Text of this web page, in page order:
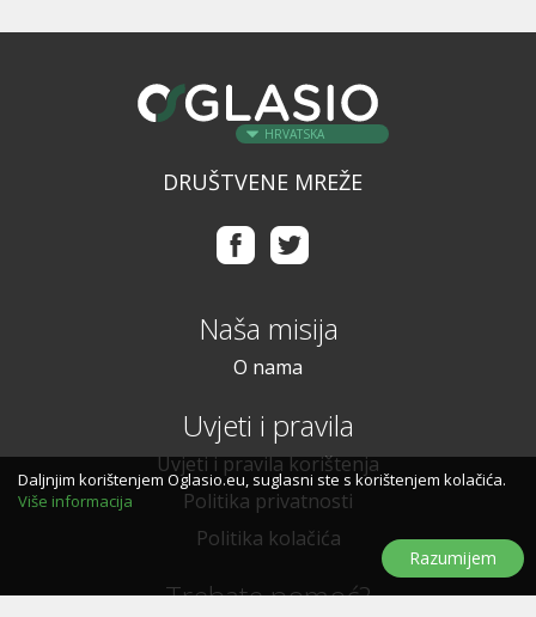
HRVATSKA
DRUŠTVENE MREŽE
Naša misija
O nama
Uvjeti i pravila
Uvjeti i pravila korištenja
Politika privatnosti
Politika kolačića
Trebate pomoć?
Daljnjim korištenjem Oglasio.eu, suglasni ste s korištenjem kolačića.
Više informacija
Razumijem